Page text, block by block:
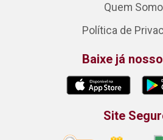
Quem
Política de
Baixe já
Site